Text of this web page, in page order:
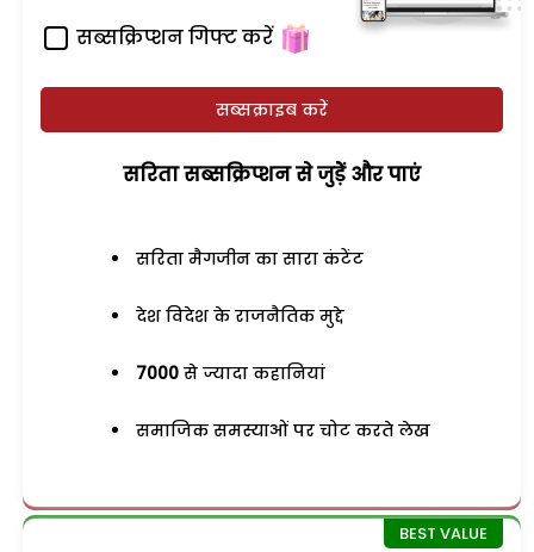
सब्सक्रिप्शन गिफ्ट करें
सब्सक्राइब करें
सरिता सब्सक्रिप्शन से जुड़ेें और पाएं
सरिता मैगजीन का सारा कंटेंट
देश विदेश के राजनैतिक मुद्दे
7000 से ज्यादा कहानियां
समाजिक समस्याओं पर चोट करते लेख